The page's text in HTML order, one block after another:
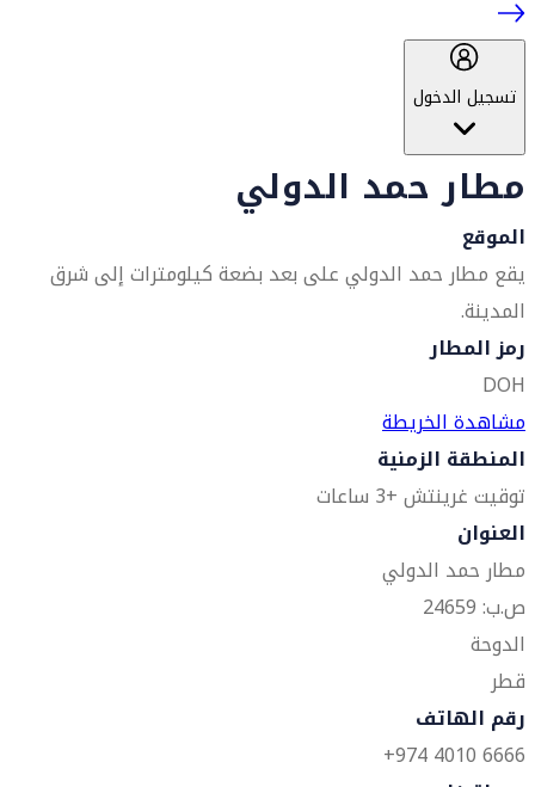
تسجيل الدخول
مطار حمد الدولي
الموقع
يقع مطار حمد الدولي على بعد بضعة كيلومترات إلى شرق
المدينة.
رمز المطار
DOH
مشاهدة الخريطة
المنطقة الزمنية
توقيت غرينتش +3 ساعات
العنوان
مطار حمد الدولي
ص.ب: 24659
الدوحة
قطر
رقم الهاتف
6666 4010 974+